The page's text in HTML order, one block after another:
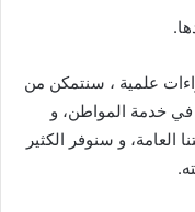
علمية ، سنتمكن من
في خدمة المواطن، و
العامة، و سنوفر الكثير